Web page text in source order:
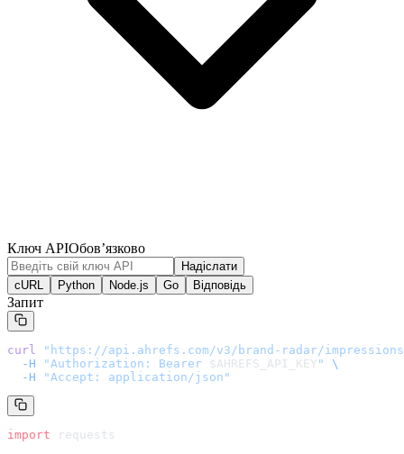
Ключ APIОбов’язково
Надіслати
cURL
Python Node.js Go Відповідь
Запит
curl " https://api.ahrefs.com/v3/brand-radar/
  -H
"Authorization: Bearer $AHREFS_API_KEY "
\
  -H
"Accept: application/json"
import requests